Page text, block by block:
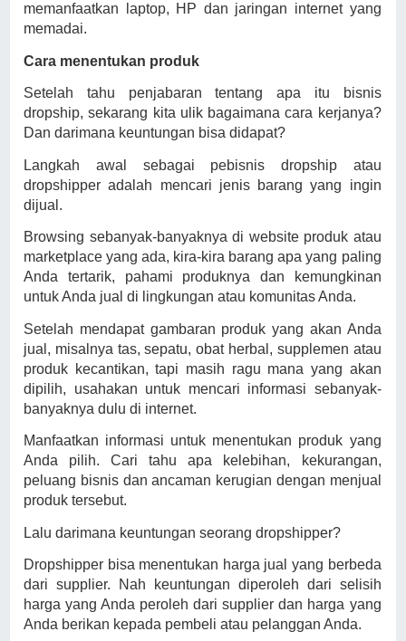
memanfaatkan laptop, HP dan jaringan internet yang
memadai.
Cara menentukan produk
Setelah tahu penjabaran tentang apa itu bisnis
dropship, sekarang kita ulik bagaimana cara kerjanya?
Dan darimana keuntungan bisa didapat?
Langkah awal sebagai pebisnis dropship atau
dropshipper adalah mencari jenis barang yang ingin
dijual.
Browsing sebanyak-banyaknya di website produk atau
marketplace yang ada, kira-kira barang apa yang paling
Anda tertarik, pahami produknya dan kemungkinan
untuk Anda jual di lingkungan atau komunitas Anda.
Setelah mendapat gambaran produk yang akan Anda
jual, misalnya tas, sepatu, obat herbal, supplemen atau
produk kecantikan, tapi masih ragu mana yang akan
dipilih, usahakan untuk mencari informasi sebanyak-
banyaknya dulu di internet.
Manfaatkan informasi untuk menentukan produk yang
Anda pilih. Cari tahu apa kelebihan, kekurangan,
peluang bisnis dan ancaman kerugian dengan menjual
produk tersebut.
Lalu darimana keuntungan seorang dropshipper?
Dropshipper bisa menentukan harga jual yang berbeda
dari supplier. Nah keuntungan diperoleh dari selisih
harga yang Anda peroleh dari supplier dan harga yang
Anda berikan kepada pembeli atau pelanggan Anda.